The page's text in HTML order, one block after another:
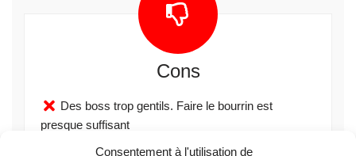
Consentement à l'utilisation de
Cons
Des boss trop gentils. Faire le bourrin est
presque suffisant
La difficulté à comprendre les capacités que l’on